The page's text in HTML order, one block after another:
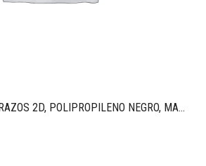
SILLA MOD. STAY, BRAZOS 2D, POLIPROPILENO NEGRO, MALLA STRING, TAPIZADO T27 VISON